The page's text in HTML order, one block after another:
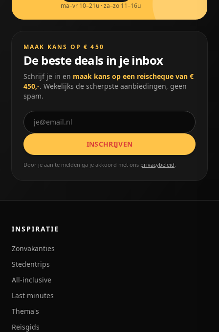
ma–vr 10–21u · za–zo 11–16u
MAAK KANS OP € 450
De beste deals in je inbox
Schrijf je in en maak kans op een reischeque van €
450,-. Wekelijks de scherpste aanbiedingen, geen
spam.
INSCHRIJVEN
Door je aan te melden ga je akkoord met ons privacybeleid.
INSPIRATIE
Zonvakanties
Stedentrips
All-inclusive
Last minutes
Thema's
Reisgids